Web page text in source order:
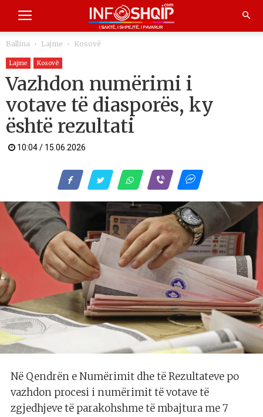
Ballina Lajme Kosovë
Lajme Kosovë
Vazhdon numërimi i
votave të diasporës, ky
është rezultati
10:04 / 15.06.2026
Në Qendrën e Numërimit dhe të Rezultateve po
vazhdon procesi i numërimit të votave të
zgjedhjeve të parakohshme të mbajtura me 7